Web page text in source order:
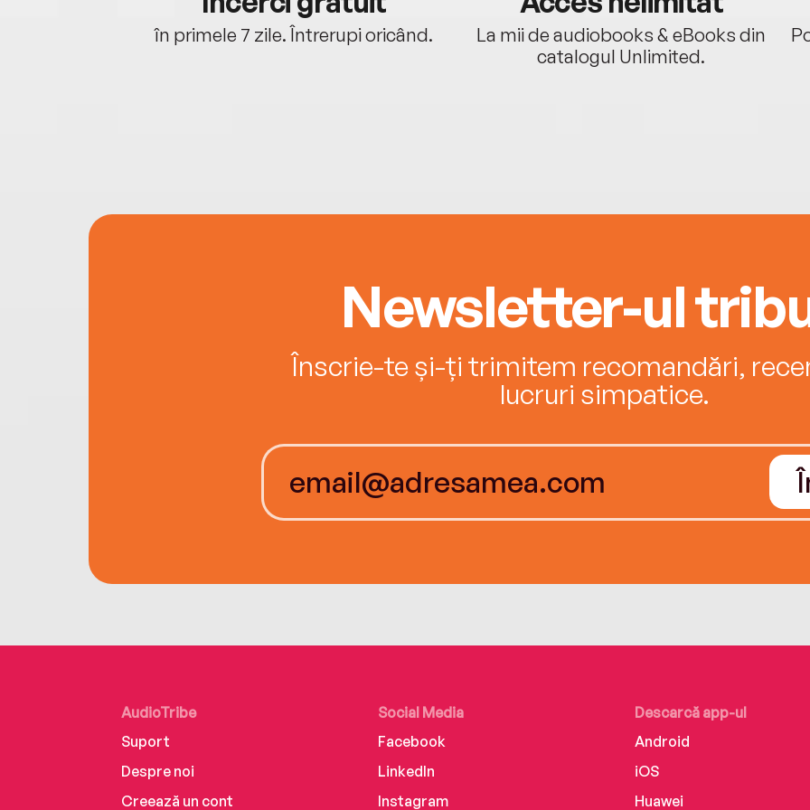
în primele 7 zile. Întrerupi oricând.
La mii de audiobooks & eBooks din
catalogul Unlimited.
Newsletter-ul
Înscrie-te și-ți trimitem recomandări,
lucruri simpatice.
AudioTribe
Suport
Despre noi
Creează un cont
Social Media
Facebook
LinkedIn
Instagram
Descarcă app-ul
Android
iOS
Huawei